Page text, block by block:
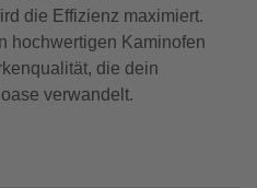
die Effizienz maximiert.
hochwertigen Kaminofen
die dein
verwandelt.